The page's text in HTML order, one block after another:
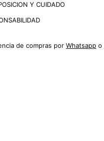
Y CUIDADO
de compras por Whatsapp o